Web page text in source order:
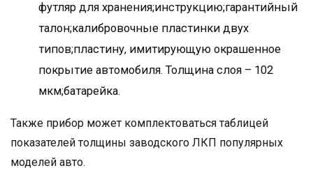
футляр для хранения;инструкцию;гарантийный
талон;калибровочные пластинки двух
типов;пластину, имитирующую окрашенное
покрытие автомобиля. Толщина слоя – 102
мкм;батарейка.
Также прибор может комплектоваться таблицей
показателей толщины заводского ЛКП популярных
моделей авто.